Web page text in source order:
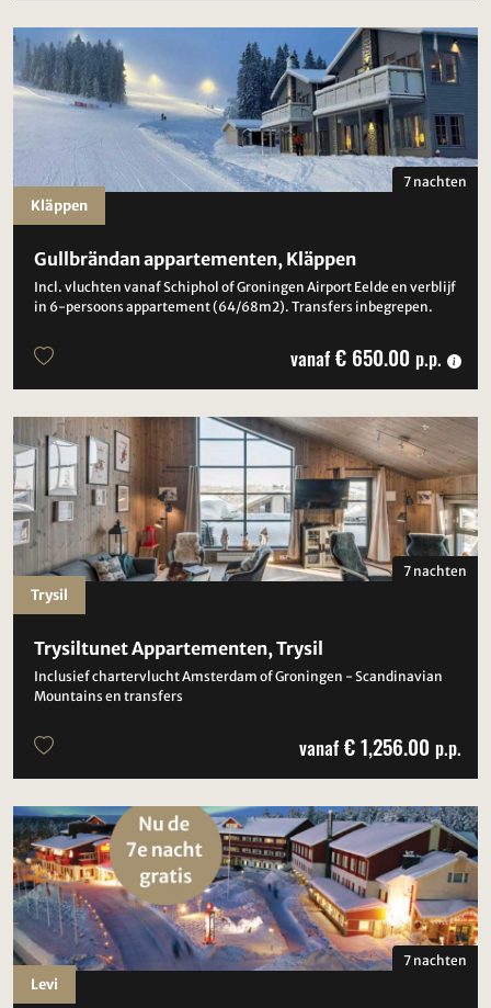
Gullbrändan appartementen, Kläppen
Incl. vluchten vanaf Schiphol of Groningen Airport Eelde en verblijf
in 6-persoons appartement (64/68m2). Transfers inbegrepen.
7 nachten
vanaf € 650.00 p.p.
Kläppen
Trysiltunet Appartementen, Trysil
Inclusief chartervlucht Amsterdam of Groningen - Scandinavian
Mountains en transfers
7 nachten
vanaf € 1,256.00 p.p.
Trysil
7 nachten
Levi